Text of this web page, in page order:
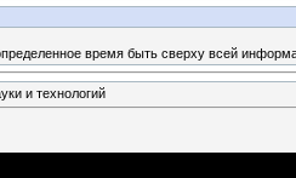
время быть сверху всей
и технологий